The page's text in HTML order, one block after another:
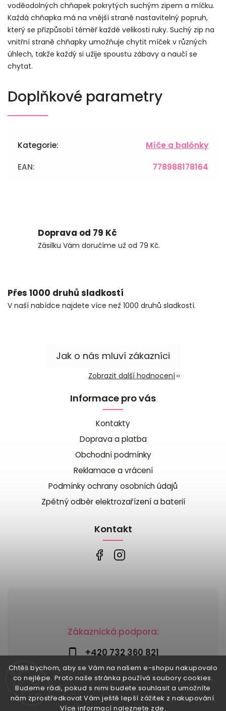
Chtěli bychom, aby se Vám na našem e-shopu nakupovalo
co nejlépe. Proto naše stránka používá soubory cookies.
Budeme rádi, pokud s nimi budete souhlasit a umožníte
nám zprostředkovat Vám ještě lepší zážitek z nakupování.
Více informací naleznete zde.
Doprava od 79 Kč
Zásilku Vám doručíme už od 79 Kč.
Přes 1000 druhů sladkostí
V naší nabídce najdete více než 1000 druhů sladkostí.
voděodolných chňapek pokrytých suchým zipem a míčku.
Každá chňapka má na vnější straně nastavitelný popruh,
který se přizpůsobí téměř každé velikosti ruky. Suchý zip na
vnitřní straně chňapky umožňuje chytit míček v různých
úhlech, takže každý si užije spoustu zábavy a naučí se
chytat.
Doplňkové parametry
Kategorie: Míče a balónky
EAN: 778988178164
Zobrazit další hodnocení
Zákaznická podpora:
+420 732 360 821
info@risesnu.cz
Informace pro vás
Kontakty
Doprava a platba
Obchodní podmínky
Reklamace a vrácení
Podmínky ochrany osobních údajů
Zpětný odběr elektrozařízení a baterií
Kontakt